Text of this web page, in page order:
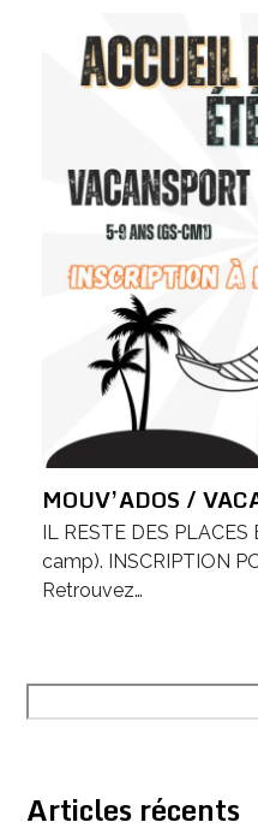
MOUV’ADOS /
IL RESTE DES
camp). INSCRIPTION
Retrouvez…
Articles récents